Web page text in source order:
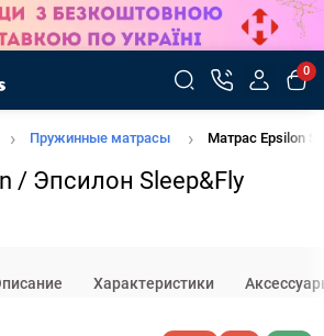
0
Пружинные матрасы Матрас Epsilon
/ Эпсилон Sleep&Fly
Характеристики